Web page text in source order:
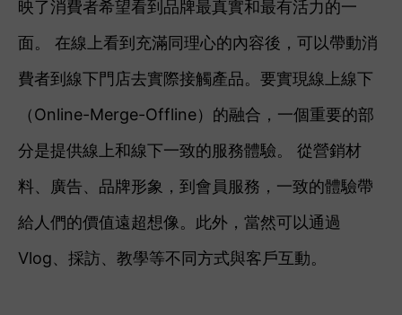
映了消費者希望看到品牌最真實和最有活力的一
面。 在線上看到充滿同理心的內容後，可以帶動消
費者到線下門店去實際接觸產品。要實現線上線下
（Online-Merge-Offline）的融合，一個重要的部
分是提供線上和線下一致的服務體驗。 從營銷材
料、廣告、品牌形象，到會員服務，一致的體驗帶
給人們的價值遠超想像。此外，當然可以通過
Vlog、採訪、教學等不同方式與客戶互動。